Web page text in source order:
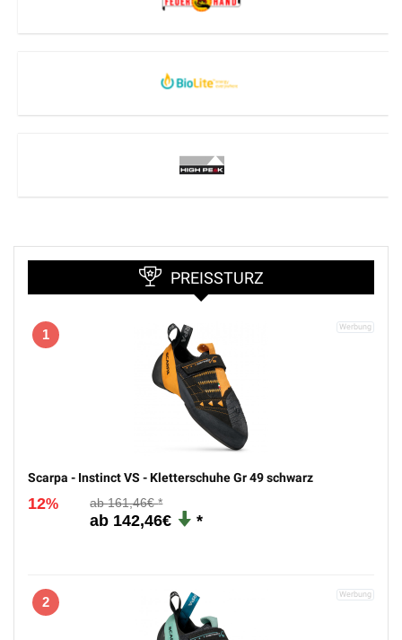
PREISSTURZ
1
Scarpa - Instinct VS - Kletterschuhe Gr 49 schwarz
12% 161,46€
142,46€
2